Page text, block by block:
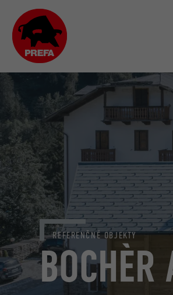
REFERENČNÉ OBJEKTY